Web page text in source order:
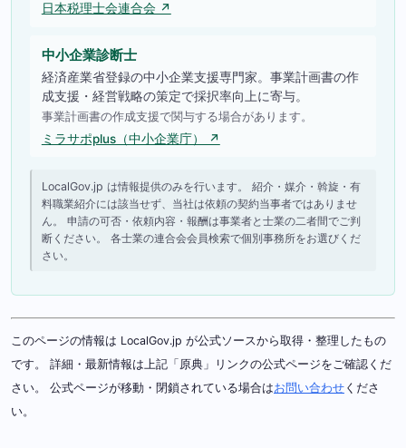
日本税理士会連合会 ↗
中小企業診断士
経済産業省登録の中小企業支援専門家。事業計画書の作
成支援・経営戦略の策定で採択率向上に寄与。
事業計画書の作成支援で関与する場合があります。
ミラサポplus（中小企業庁） ↗
LocalGov.jp は情報提供のみを行います。 紹介・媒介・斡旋・有
料職業紹介には該当せず、当社は依頼の契約当事者ではありませ
ん。 申請の可否・依頼内容・報酬は事業者と士業の二者間でご判
断ください。 各士業の連合会会員検索で個別事務所をお選びくだ
さい。
このページの情報は LocalGov.jp が公式ソースから取得・整理したもの
です。 詳細・最新情報は上記「原典」リンクの公式ページをご確認くだ
さい。 公式ページが移動・閉鎖されている場合はお問い合わせ くださ
い。